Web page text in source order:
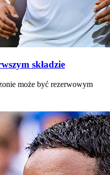
składzie
może być rezerwowym